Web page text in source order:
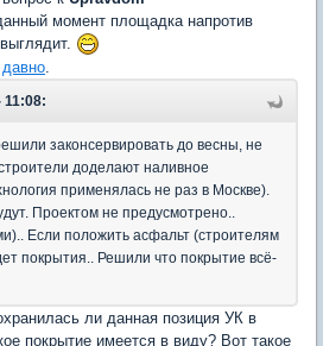
момент площадка напротив
давно.
11:08:
законсервировать до весны, не
доделают наливное
применялась не раз в Москве).
Проектом не предусмотрено..
Если положить асфальт (строителям
покрытия.. Решили что покрытие всё-
ли данная позиция УК в
покрытие имеется в виду? Вот такое